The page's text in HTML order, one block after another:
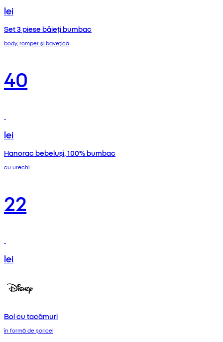
lei
Set 3 piese băieți bumbac
body, romper și bavețică
40
lei
Hanorac bebeluși, 100% bumbac
cu urechi
22
lei
Bol cu tacâmuri
în formă de șoricel